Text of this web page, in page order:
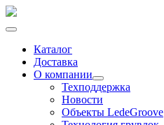
Каталог
Доставка
О компании
Техподдержка
Новости
Объекты LedeGroove